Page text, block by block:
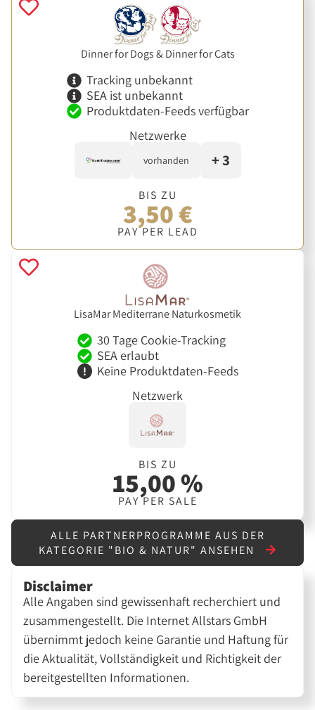
Dinner for Dogs & Dinner for Cats
Tracking unbekannt
SEA ist unbekannt
Produktdaten-Feeds verfügbar
Netzwerke
vorhanden + 3
BIS ZU
3,50 €
PAY PER LEAD
LisaMar Mediterrane Naturkosmetik
30 Tage Cookie-Tracking
SEA erlaubt
Keine Produktdaten-Feeds
Netzwerk
BIS ZU
15,00 %
PAY PER SALE
ALLE PARTNERPROGRAMME AUS DER
KATEGORIE "BIO & NATUR" ANSEHEN
Disclaimer
Alle Angaben sind gewissenhaft recherchiert und
zusammengestellt. Die Internet Allstars GmbH
übernimmt jedoch keine Garantie und Haftung für
die Aktualität, Vollständigkeit und Richtigkeit der
bereitgestellten Informationen.